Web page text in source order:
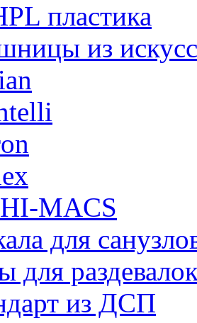
пластика
из
MACS
для
из ДСП